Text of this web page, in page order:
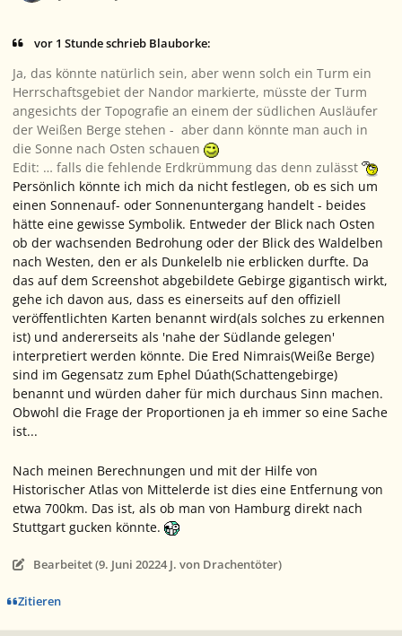
vor 1 Stunde schrieb Blauborke:
Ja, das könnte natürlich sein, aber wenn solch ein Turm ein
Herrschaftsgebiet der Nandor markierte, müsste der Turm
angesichts der Topografie an einem der südlichen Ausläufer
der Weißen Berge stehen - aber dann könnte man auch in
die Sonne nach Osten schauen
Edit: … falls die fehlende Erdkrümmung das denn zulässt
Persönlich könnte ich mich da nicht festlegen, ob es sich um
einen Sonnenauf- oder Sonnenuntergang handelt - beides
hätte eine gewisse Symbolik. Entweder der Blick nach Osten
ob der wachsenden Bedrohung oder der Blick des Waldelben
nach Westen, den er als Dunkelelb nie erblicken durfte. Da
das auf dem Screenshot abgebildete Gebirge gigantisch wirkt,
gehe ich davon aus, dass es einerseits auf den offiziell
veröffentlichten Karten benannt wird(als solches zu erkennen
ist) und andererseits als 'nahe der Südlande gelegen'
interpretiert werden könnte. Die Ered Nimrais(Weiße Berge)
sind im Gegensatz zum Ephel Dúath(Schattengebirge)
benannt und würden daher für mich durchaus Sinn machen.
Obwohl die Frage der Proportionen ja eh immer so eine Sache
ist...
Nach meinen Berechnungen und mit der Hilfe von
Historischer Atlas von Mittelerde ist dies eine Entfernung von
etwa 700km. Das ist, als ob man von Hamburg direkt nach
Stuttgart gucken könnte.
Bearbeitet (9. Juni 20224 J. von Drachentöter)
Zitieren